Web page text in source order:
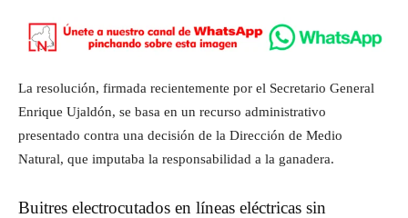
La resolución, firmada recientemente por el Secretario General
Enrique Ujaldón, se basa en un recurso administrativo
presentado contra una decisión de la Dirección de Medio
Natural, que imputaba la responsabilidad a la ganadera.
Buitres electrocutados en líneas eléctricas sin